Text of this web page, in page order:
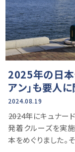
2025年の日本
アン」も要人
2024.08.19
――2024年にキュナー
発着クルーズを実
本をめぐりました。